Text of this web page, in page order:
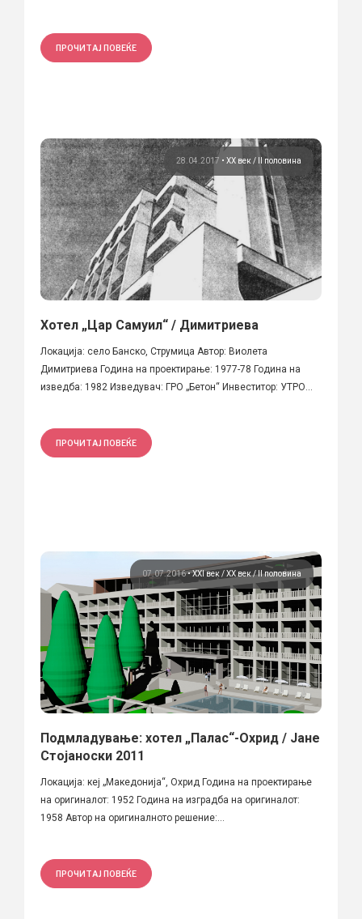
ПРОЧИТАЈ ПОВЕЌЕ
28.04.2017 • ХХ век / II половина
Хотел „Цар Самуил“ / Димитриева
Локација: село Банско, Струмица Автор: Виолета
Димитриева Година на проектирање: 1977-78 Година на
изведба: 1982 Изведувач: ГРО „Бетон“ Инвеститор: УТРО...
ПРОЧИТАЈ ПОВЕЌЕ
07.07.2016•XXI век ХХ век / II половина
Подмладување: хотел „Палас“-Охрид / Јане
Стојаноски 2011
Локација: кеј „Македонија“, Охрид Година на проектирање
на оригиналот: 1952 Година на изградба на оригиналот:
1958 Автор на оригиналното решение:...
ПРОЧИТАЈ ПОВЕЌЕ